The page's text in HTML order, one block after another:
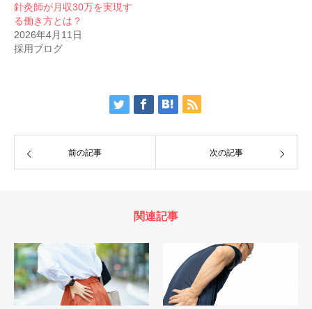
針灸師が月収30万を実現す
る働き方とは？
2026年4月11日
採用ブログ
前の記事 次の記事
関連記事